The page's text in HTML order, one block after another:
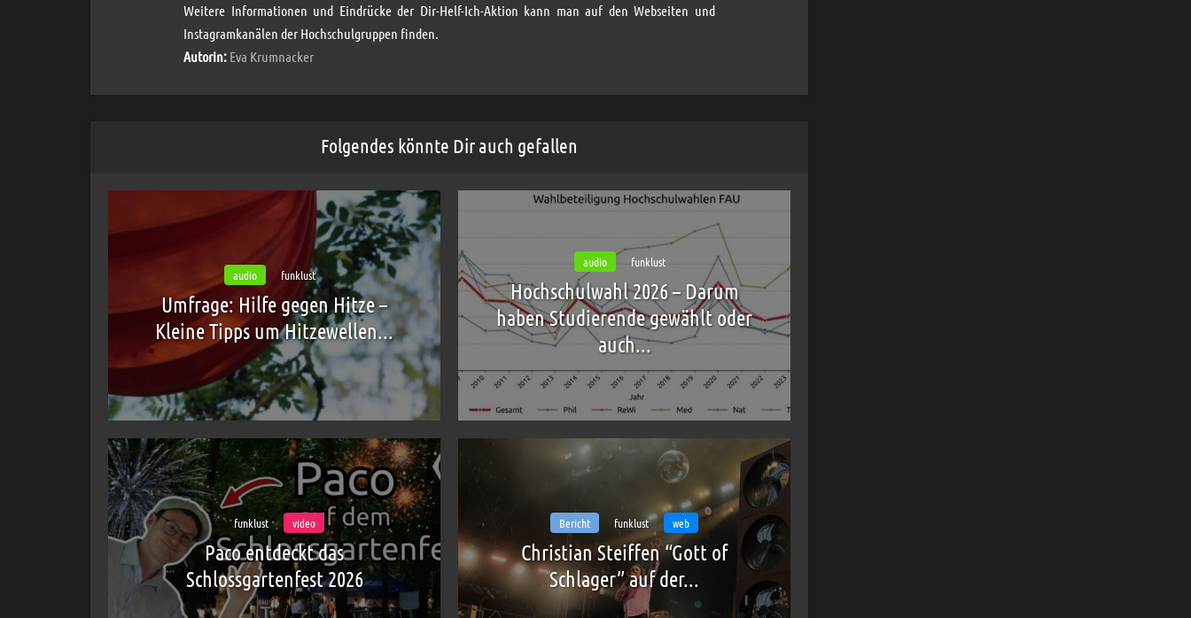
Weitere Informationen und Eindrücke der Dir-Helf-Ich-Aktion kann man auf den Webseiten und
Instagramkanälen der Hochschulgruppen finden.
Autorin: Eva Krumnacker
Folgendes könnte Dir auch gefallen
audio funklust
Umfrage: Hilfe gegen Hitze –
Kleine Tipps um Hitzewellen...
audio funklust
Hochschulwahl 2026 – Darum
haben Studierende gewählt oder
auch...
funklust video
Paco entdeckt das
Schlossgartenfest 2026
Bericht funklust web
Christian Steiffen “Gott of
Schlager” auf der...